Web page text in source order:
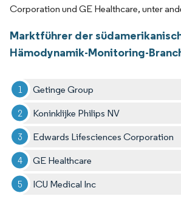
Corporation und GE Healthcare, unter
Marktführer der
Hämodynamik-Monitoring-
Getinge Group
Koninklijke Philips NV
Edwards Lifesciences Corporation
GE Healthcare
ICU Medical Inc